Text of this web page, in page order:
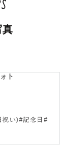
後もずっと元気
ゃなくなる、
写真を見返し
なものではな
祝い)#記念日#